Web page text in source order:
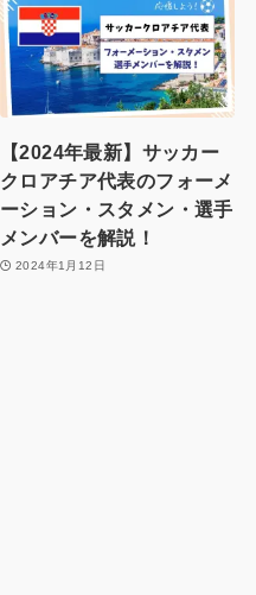
【2024年最新】サッカー
クロアチア代表のフォーメ
ーション・スタメン・選手
メンバーを解説！
2024年1月12日